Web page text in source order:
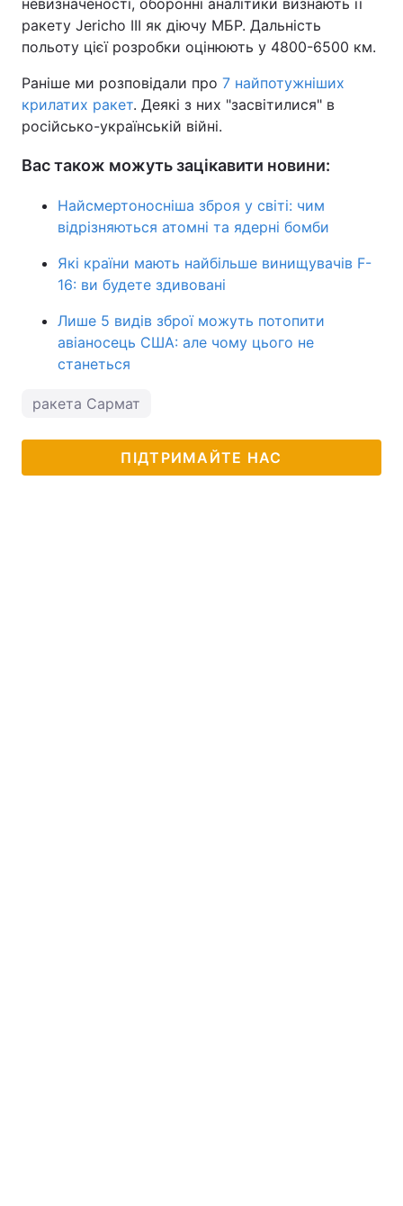
невизначеності, оборонні аналітики визнають її
ракету Jericho III як діючу МБР. Дальність
польоту цієї розробки оцінюють у 4800-6500 км.
Раніше ми розповідали про 7 найпотужніших
крилатих ракет. Деякі з них "засвітилися" в
російсько-українській війні.
Вас також можуть зацікавити новини:
Найсмертоносніша зброя у світі: чим
відрізняються атомні та ядерні бомби
Які країни мають найбільше винищувачів F-
16: ви будете здивовані
Лише 5 видів зброї можуть потопити
авіаносець США: але чому цього не
станеться
ракета Сармат
ПІДТРИМАЙТЕ НАС